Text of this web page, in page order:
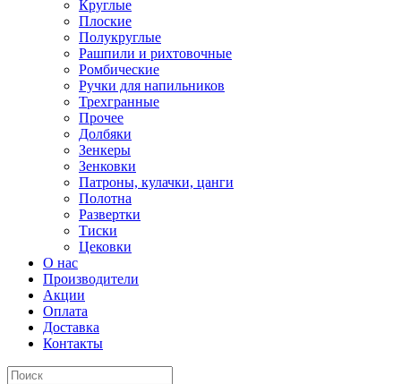
Круглые
Плоские
Полукруглые
Рашпили и рихтовочные
Ромбические
Ручки для напильников
Трехгранные
Прочее
Долбяки
Зенкеры
Зенковки
Патроны, кулачки, цанги
Полотна
Развертки
Тиски
Цековки
О нас
Производители
Акции
Оплата
Доставка
Контакты